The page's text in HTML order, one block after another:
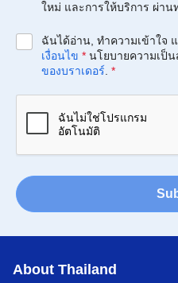
ใหม่ และการให้บริการ ผ่าน
ฉันได้อ่าน, ทำความเข้าใจ
เงื่อนไข * นโยบายความเป็
ของบราเดอร์ *
About Thailand